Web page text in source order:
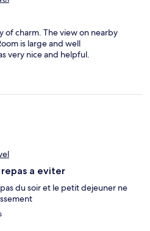
charm. The view on nearby
is large and well
very nice and helpful.
a eviter
du soir et le petit dejeuner ne